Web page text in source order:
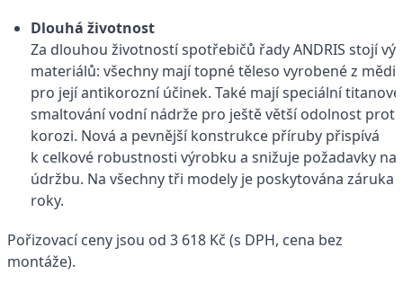
Dlouhá životnost
Za dlouhou životností spotřebičů řady ANDRIS stojí
materiálů: všechny mají topné těleso vyrobené z mědi
pro její antikorozní účinek. Také mají speciální titanové
smaltování vodní nádrže pro ještě větší odolnost proti
korozi. Nová a pevnější konstrukce příruby přispívá
k celkové robustnosti výrobku a snižuje požadavky na
údržbu. Na všechny tři modely je poskytována záruka
roky.
Pořizovací ceny jsou od 3 618 Kč (s DPH, cena bez
montáže).